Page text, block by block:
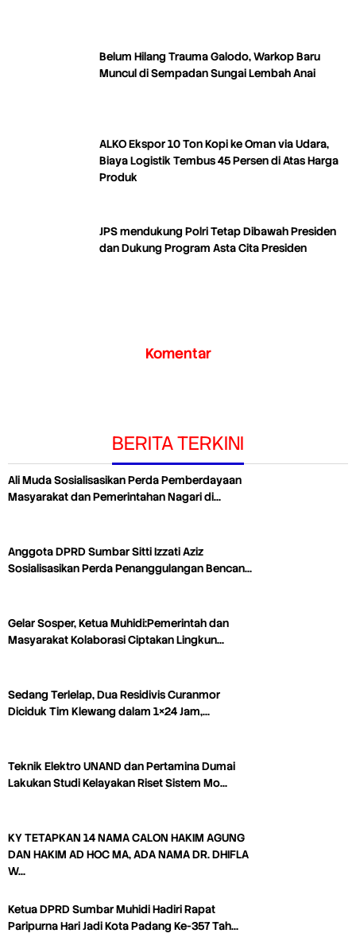
Belum Hilang Trauma Galodo, Warkop Baru
Muncul di Sempadan Sungai Lembah Anai
ALKO Ekspor 10 Ton Kopi ke Oman via Udara,
Biaya Logistik Tembus 45 Persen di Atas Harga
Produk
JPS mendukung Polri Tetap Dibawah Presiden
dan Dukung Program Asta Cita Presiden
Komentar
BERITA TERKINI
Ali Muda Sosialisasikan Perda Pemberdayaan
Masyarakat dan Pemerintahan Nagari di…
Anggota DPRD Sumbar Sitti Izzati Aziz
Sosialisasikan Perda Penanggulangan Bencan…
Gelar Sosper, Ketua Muhidi:Pemerintah dan
Masyarakat Kolaborasi Ciptakan Lingkun…
Sedang Terlelap, Dua Residivis Curanmor
Diciduk Tim Klewang dalam 1×24 Jam,…
Teknik Elektro UNAND dan Pertamina Dumai
Lakukan Studi Kelayakan Riset Sistem Mo…
KY TETAPKAN 14 NAMA CALON HAKIM AGUNG
DAN HAKIM AD HOC MA, ADA NAMA DR. DHIFLA
W…
Ketua DPRD Sumbar Muhidi Hadiri Rapat
Paripurna Hari Jadi Kota Padang Ke-357 Tah…